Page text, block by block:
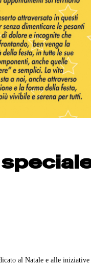
al Natale e alle